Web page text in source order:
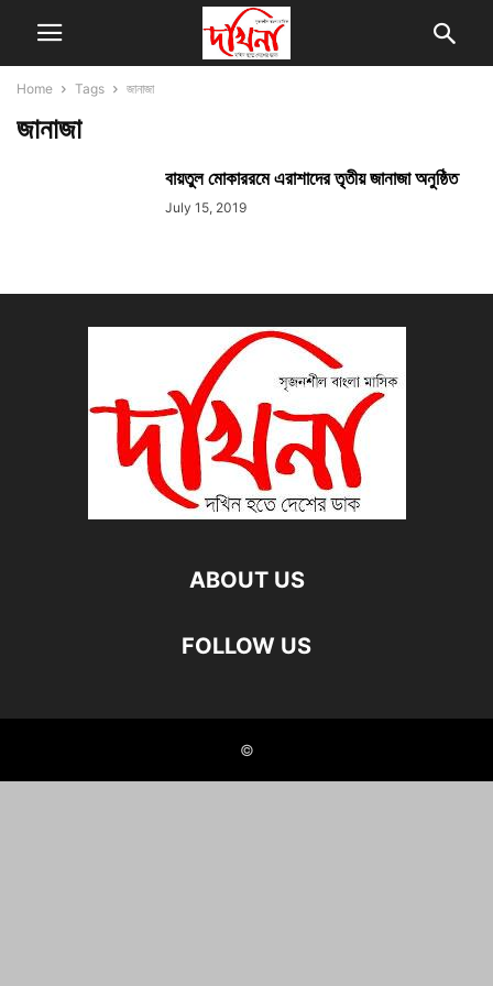
Home Tags জানাজা
জানাজা
বায়তুল মোকাররমে এরাশাদের তৃতীয় জানাজা অনুষ্ঠিত
July 15, 2019
ABOUT US
FOLLOW US
©